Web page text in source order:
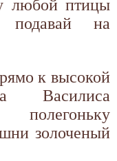
любой птицы
на
к высокой
Василиса
полегоньку
золоченый